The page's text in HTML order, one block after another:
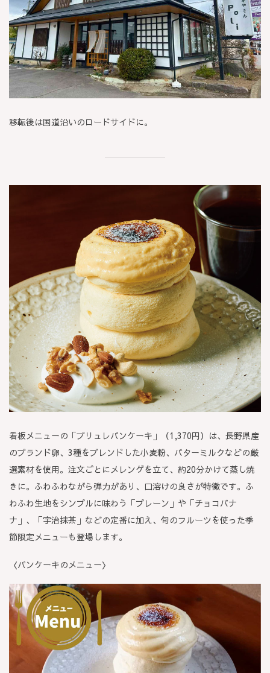
移転後は国道沿いのロードサイドに。
看板メニューの「ブリュレパンケーキ」（1,370円）は、長野県産
のブランド卵、3種をブレンドした小麦粉、バターミルクなどの厳
選素材を使用。注文ごとにメレンゲを立て、約20分かけて蒸し焼
きに。ふわふわながら弾力があり、口溶けの良さが特徴です。ふ
わふわ生地をシンプルに味わう「プレーン」や「チョコバナ
ナ」、「宇治抹茶」などの定番に加え、旬のフルーツを使った季
節限定メニューも登場します。
〈パンケーキのメニュー〉